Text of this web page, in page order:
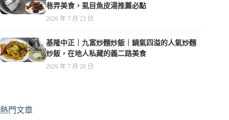
巷弄美食，虱目魚皮湯推薦必點
2026 年 7 月 23 日
基隆中正｜九富炒麵炒飯｜鍋氣四溢的人氣炒麵
炒飯，在地人私藏的義二路美食
2026 年 7 月 20 日
熱門文章